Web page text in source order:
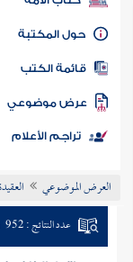
كتاب الأمة
المكتبة
الكتب
موضوعي
تراجم الأعلام
العرض الموضوعي
عدد النتائج : 952